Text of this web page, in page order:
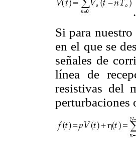
Si para
en el que se
señales de
línea de
resistivas del
perturbaciones